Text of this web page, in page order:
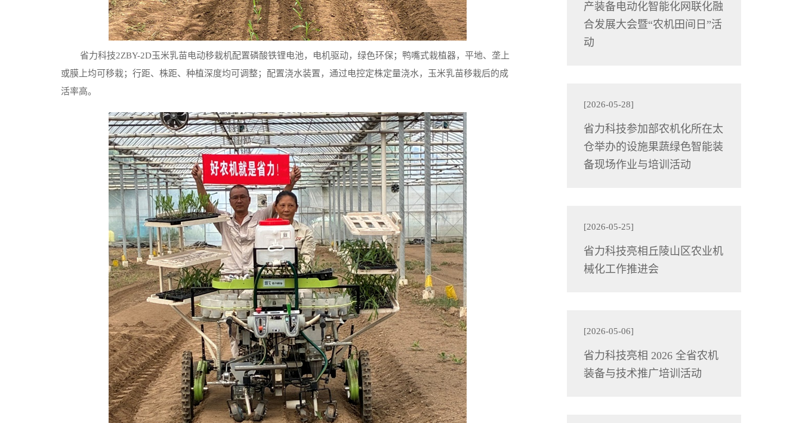
省力科技2ZBY-2D玉米乳苗电动移栽机配置磷酸铁锂电池，电机驱动，绿色环保；鸭嘴式栽植器，平地、垄上
或膜上均可移栽；行距、株距、种植深度均可调整；配置浇水装置，通过电控定株定量浇水，玉米乳苗移栽后的成
活率高。
产装备电动化智能化网联化融
合发展大会暨“农机田间日”活
动
[2026-05-28]
省力科技参加部农机化所在太
仓举办的设施果蔬绿色智能装
备现场作业与培训活动
[2026-05-25]
省力科技亮相丘陵山区农业机
械化工作推进会
[2026-05-06]
省力科技亮相 2026 全省农机
装备与技术推广培训活动